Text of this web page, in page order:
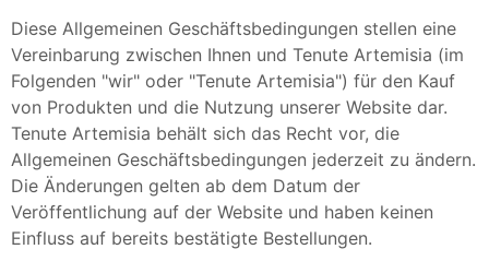
Diese Allgemeinen Geschäftsbedingungen stellen eine
Vereinbarung zwischen Ihnen und Tenute Artemisia (im
Folgenden "wir" oder "Tenute Artemisia") für den Kauf
von Produkten und die Nutzung unserer Website dar.
Tenute Artemisia behält sich das Recht vor, die
Allgemeinen Geschäftsbedingungen jederzeit zu ändern.
Die Änderungen gelten ab dem Datum der
Veröffentlichung auf der Website und haben keinen
Einfluss auf bereits bestätigte Bestellungen.